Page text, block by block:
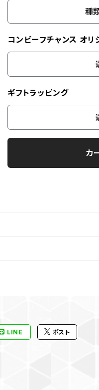
種
コンビーフチャンス オ
ギフトラッピング
カ
LINE ポスト